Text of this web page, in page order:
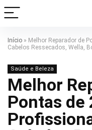
Início » Melhor Reparador de
Cabelos Ressecados, Wella,
Saúde e Beleza
Melhor
Pontas de